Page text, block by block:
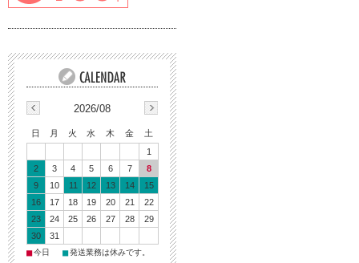
2026/08
日 月 火 水 木 金
土
1
2
3 4 5 6 7
8
9
10 11 12 13 14
15
16
17 18 19 20 21
22
23
24 25 26 27 28
29
30
31
■今日 ■発送業務は休みです。